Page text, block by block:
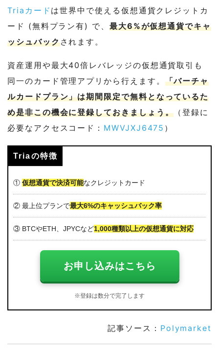
Triaカード は世界中で使える仮想通貨クレジットカ
ード (無料プラン有) で、 最大6%が仮想通貨でキャ
ッシュバックされます。
資産運用や最大40倍レバレッジの仮想通貨取引も
同一のカード管理アプリから行えます。 「バーチャ
ルカードプラン」は期間限定で無料となっているた
め是非この機会に登録しておきましょう。 （登録に
必要なアクセスコード： MWVJXJ6475 ）
Triaの特徴
① 仮想通貨で決済可能なクレジットカード
② 最上位プランで最大6%のキャッシュバック率
③ BTCやETH、JPYCなど1,000種類以上の仮想通貨に対応
お申し込みはこちら
※登録は数分で完了します
記事ソース： Polymarket